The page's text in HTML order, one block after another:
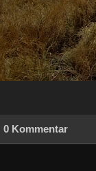
0 Kommentar